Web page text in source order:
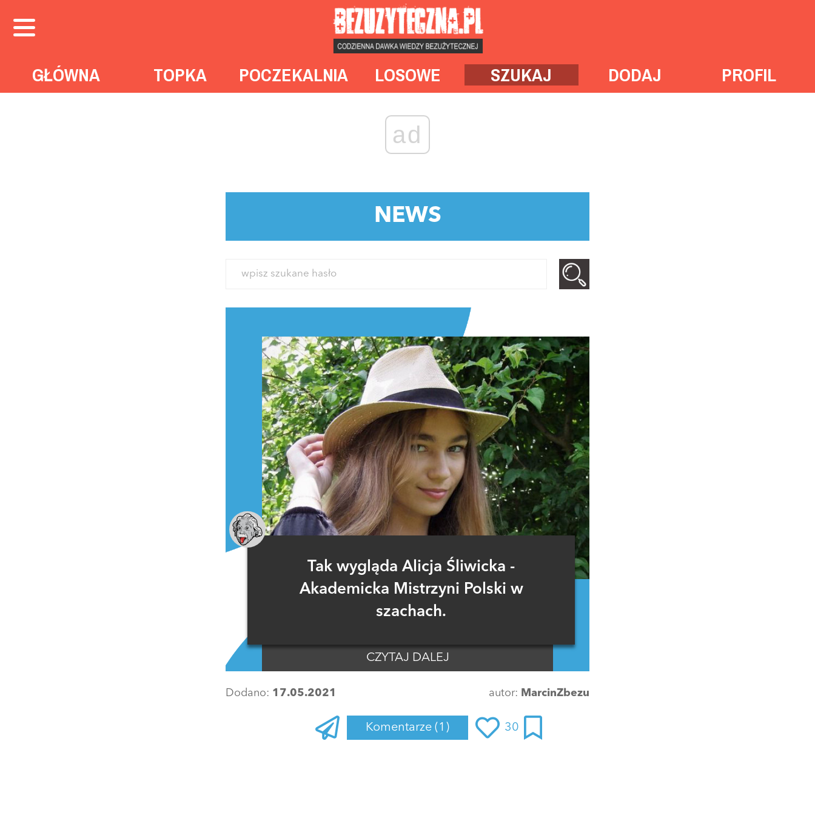
GŁÓWNA TOPKA POCZEKALNIA LOSOWE SZUKAJ DODAJ PROFIL
ad
NEWS
Tak wygląda Alicja Śliwicka -
Akademicka Mistrzyni Polski w
szachach.
CZYTAJ DALEJ
Dodano: 17.05.2021 autor: MarcinZbezu
Komentarze (1) 30